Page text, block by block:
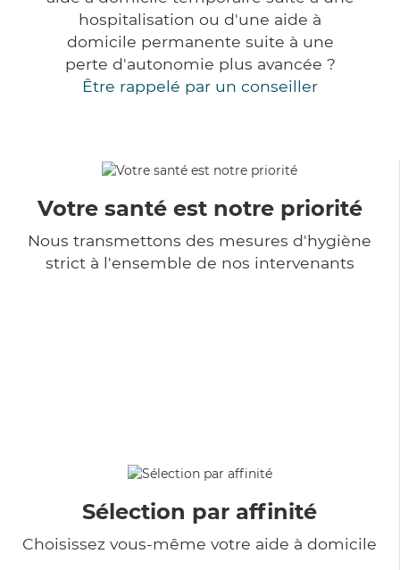
hospitalisation ou d'une aide à
domicile permanente suite à une
perte d'autonomie plus avancée ?
Être rappelé par un conseiller
Votre santé est notre priorité
Nous transmettons des mesures d'hygiène
strict à l'ensemble de nos intervenants
Sélection par affinité
Choisissez vous-même votre aide à domicile